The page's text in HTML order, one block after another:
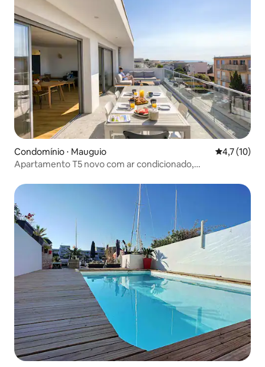
Condomínio ⋅ Mauguio 4,7 de uma
4,7 (10)
Apartamento T5 novo com ar condicionado,